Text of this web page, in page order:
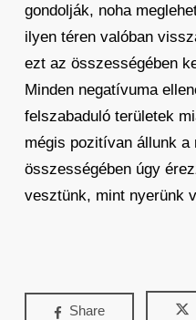
gondolják, noha
ilyen téren valóban
ezt az összességében
Minden negatívuma
felszabaduló területek
mégis pozitívan állunk a
összességében úgy
vesztünk, mint nyerünk
Share